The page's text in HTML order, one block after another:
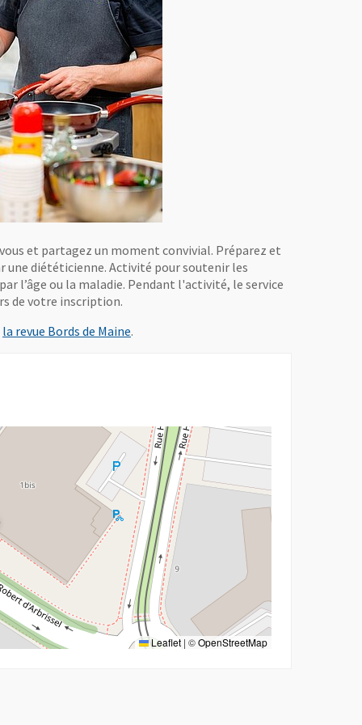
et partagez un moment convivial. Préparez et
une diététicienne. Activité pour soutenir les
l’âge ou la maladie. Pendant l'activité, le service
de votre inscription.
la revue Bords de Maine.
Leaflet | ©OpenStreetMap